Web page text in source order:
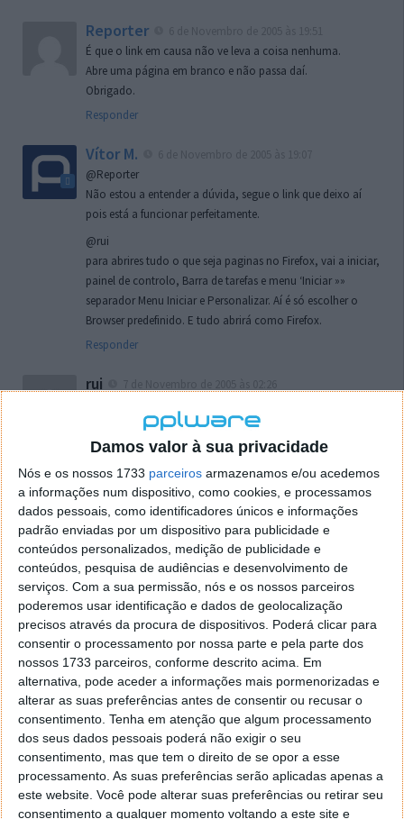
Damos valor à sua privacidade
Nós e os nossos 1733 parceiros armazenamos e/ou acedemos
a informações num dispositivo, como cookies, e processamos
dados pessoais, como identificadores únicos e informações
padrão enviadas por um dispositivo para publicidade e
conteúdos personalizados, medição de publicidade e
conteúdos, pesquisa de audiências e desenvolvimento de
serviços. Com a sua permissão, nós e os nossos parceiros
poderemos usar identificação e dados de geolocalização
precisos através da procura de dispositivos. Poderá clicar para
consentir o processamento por nossa parte e pela parte dos
nossos 1733 parceiros, conforme descrito acima. Em
alternativa, pode aceder a informações mais pormenorizadas e
alterar as suas preferências antes de consentir ou recusar o
consentimento. Tenha em atenção que algum processamento
dos seus dados pessoais poderá não exigir o seu
consentimento, mas que tem o direito de se opor a esse
processamento. As suas preferências serão aplicadas apenas a
este website. Você pode alterar suas preferências ou retirar seu
consentimento a qualquer momento voltando a este site e
Reporter
É que o link em causa não ve leva a coisa nenhuma.
Abre uma página em branco e não passa daí.
Obrigado.
Responder
Vítor M.
@Reporter
Não estou a entender a dúvida, segue o link que deixo aí
pois está a funcionar perfeitamente.
@rui
para abrires tudo o que seja paginas no Firefox, vai a iniciar,
painel de controlo, Barra de tarefas e menu ‘Iniciar »»
separador Menu Iniciar e Personalizar. Aí é só escolher o
Browser predefinido. E tudo abrirá como Firefox.
Responder
rui
localizaçao referida n se encontra la nada k me permita por
o firefox como browser predefenido
Ja percorri o painel
tentei apagar o explorer na tentativa de forçar o uso do
firefox mas em vao. Kaso te lembres de outra dica fico
agradecido, caso contrario obrigado a mesma
Responder
Vítor M.
7 de Novembro de 2005 às 01:39
@Reporter
Desculpa mas o link funciona. Seja como for segue por mail
o MSn Messenger 8.
Responder
Vítor M.
@Rui
Tens de encontrar o que te falei. Faz da seguinte maneira,
janela iniciar e no topo dessa janela com o botão direito do
rato faz propriedades. Depois no separador Menu ‘Iniciar’
clica no botão ‘Personalizar’ aí encontrarás no separador